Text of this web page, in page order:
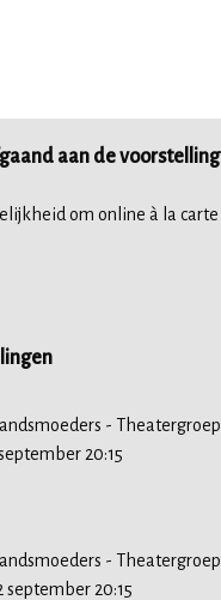
aan de
om online à la carte
-
20:15
-
september 20:15